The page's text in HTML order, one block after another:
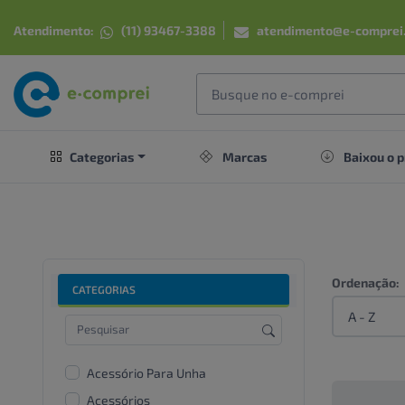
Atendimento: (11) 93467-3388 atendimento@e-
Categorias Marcas Baixou o
CATEGORIAS
Acessório Para Unha
Acessórios
Ordenação: